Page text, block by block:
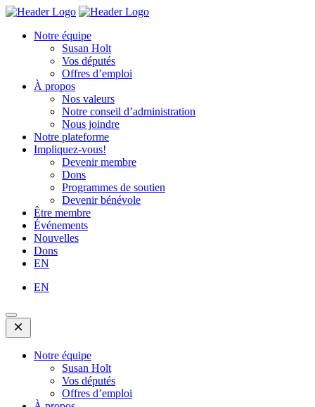
Skip
content
Homepage
Homepage
Notre équipe
Susan Holt
Vos députés
Offres d’emploi
À propos
Nos valeurs
Notre conseil d’administration
Nous joindre
Notre plateforme
Impliquez-vous!
Devenir membre
Dons
Programmes de soutien
Devenir bénévole
Être membre
Événements
Nouvelles
Dons
EN
EN
Open
Mobile
Menu
Notre équipe
Susan Holt
Vos députés
Offres d’emploi